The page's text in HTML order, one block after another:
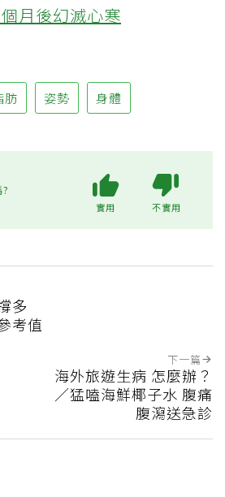
月後幻滅心寒
肪 姿勢 身體
實用 不實用
多
考值
下一篇
海外旅遊生病 怎麼辦？
／猛嗑海鮮椰子水 腹痛
腹瀉送急診